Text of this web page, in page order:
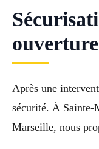
Après une
sécurité. À Sainte-
Marseille, nous